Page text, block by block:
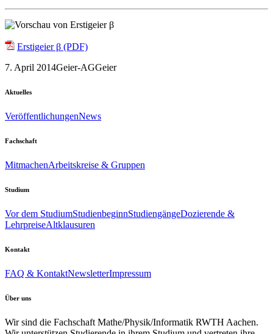
Erstigeier β (PDF)
7. April 2014Geier-AGGeier
Aktuelles
VeröffentlichungenNews
Fachschaft
MitmachenArbeitskreise & Gruppen
Studium
Vor dem StudiumStudienbeginnStudiengängeDozierende &
LehrpreiseAltklausuren
Kontakt
FAQ & KontaktNewsletterImpressum
Über uns
Wir sind die Fachschaft Mathe/Physik/Informatik RWTH Aachen.